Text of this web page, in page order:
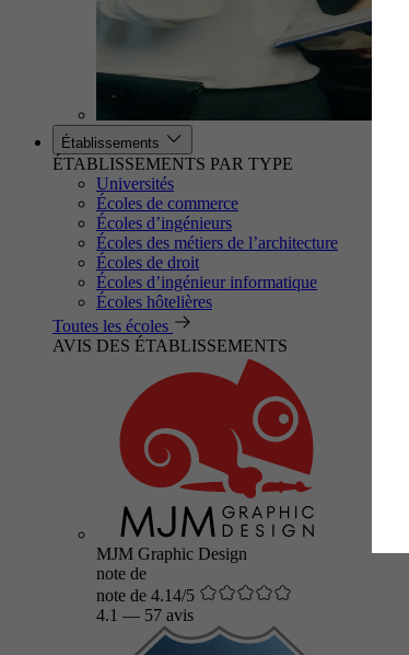
Établissements
ÉTABLISSEMENTS PAR TYPE
Universités
Écoles de commerce
Écoles d’ingénieurs
Écoles des métiers de l’architecture
Écoles de droit
Écoles d’ingénieur informatique
Écoles hôtelières
Toutes les écoles
AVIS DES ÉTABLISSEMENTS
MJM Graphic Design
note de
note de 4.14/5
4.1 — 57 avis